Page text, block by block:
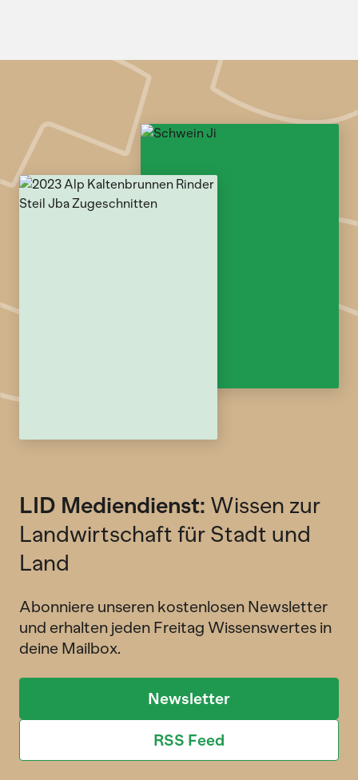
LID Mediendienst: Wissen zur
Landwirtschaft für Stadt und
Land
Abonniere unseren kostenlosen Newsletter
und erhalten jeden Freitag Wissenswertes in
deine Mailbox.
Newsletter
RSS Feed